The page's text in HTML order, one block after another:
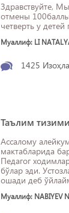
Здравствуйте,
отмены 100балльной системы
четверть у
Муаллиф: LI
1425
Таълим
Ассалому алейкум! Менинг
мактабларида
Педагог
бўлар эди.
ошади деб
Муаллиф: NABIYEV